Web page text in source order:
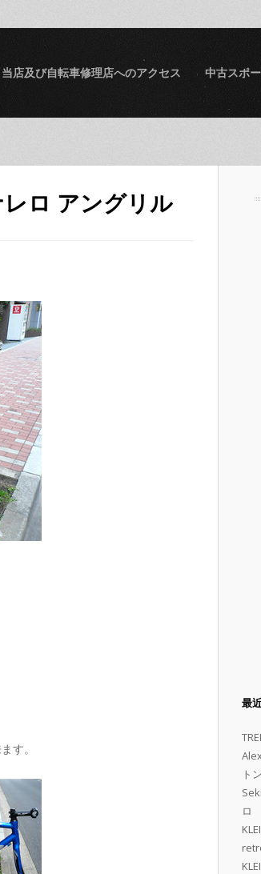
当店及び自転車修理店へのアクセス 中古スポ
ロ アングリル
す。
最
ト
ロ